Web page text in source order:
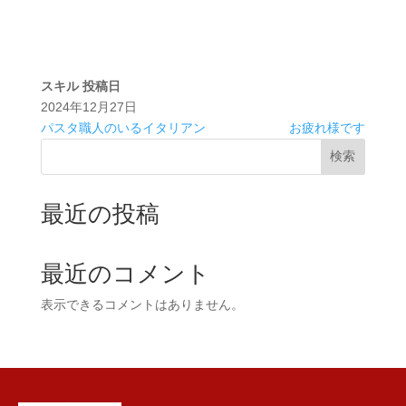
スキル 投稿日
2024年12月27日
パスタ職人のいるイタリアン
お疲れ様です
検索
最近の投稿
最近のコメント
表示できるコメントはありません。